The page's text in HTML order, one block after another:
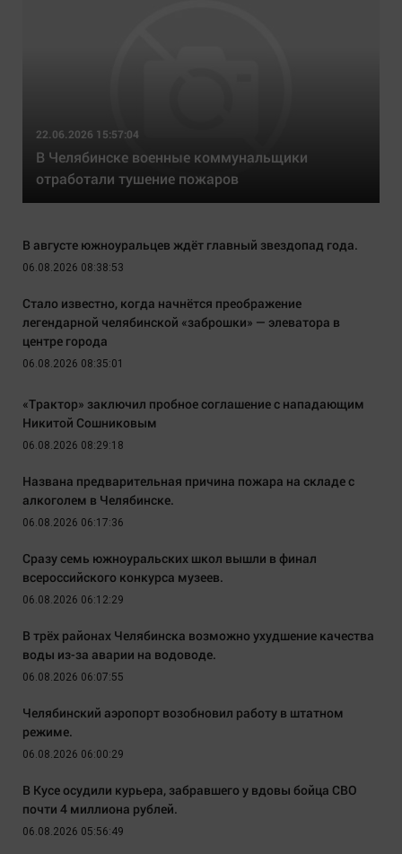
22.06.2026 15:57:04
В Челябинске военные коммунальщики
отработали тушение пожаров
В августе южноуральцев ждёт главный звездопад года.
06.08.2026 08:38:53
Стало известно, когда начнётся преображение
легендарной челябинской «заброшки» — элеватора в
центре города
06.08.2026 08:35:01
«Трактор» заключил пробное соглашение с нападающим
Никитой Сошниковым
06.08.2026 08:29:18
Названа предварительная причина пожара на складе с
алкоголем в Челябинске.
06.08.2026 06:17:36
Сразу семь южноуральских школ вышли в финал
всероссийского конкурса музеев.
06.08.2026 06:12:29
В трёх районах Челябинска возможно ухудшение качества
воды из-за аварии на водоводе.
06.08.2026 06:07:55
Челябинский аэропорт возобновил работу в штатном
режиме.
06.08.2026 06:00:29
В Кусе осудили курьера, забравшего у вдовы бойца СВО
почти 4 миллиона рублей.
06.08.2026 05:56:49